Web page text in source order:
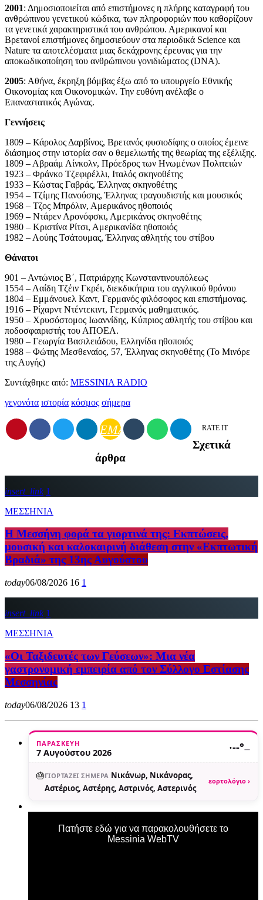
2001: Δημοσιοποιείται από επιστήμονες η πλήρης καταγραφή του
ανθρώπινου γενετικού κώδικα, των πληροφοριών που καθορίζουν
τα γενετικά χαρακτηριστικά του ανθρώπου. Αμερικανοί και
Βρετανοί επιστήμονες δημοσιεύουν στα περιοδικά Science και
Nature τα αποτελέσματα μιας δεκάχρονης έρευνας για την
αποκωδικοποίηση του ανθρώπινου γονιδιώματος (DNA).
2005: Αθήνα, έκρηξη βόμβας έξω από το υπουργείο Εθνικής
Οικονομίας και Οικονομικών. Την ευθύνη ανέλαβε ο
Επαναστατικός Αγώνας.
Γεννήσεις
1809 – Κάρολος Δαρβίνος, Βρετανός φυσιοδίφης ο οποίος έμεινε
διάσημος στην ιστορία σαν ο θεμελιωτής της θεωρίας της εξέλιξης.
1809 – Αβραάμ Λίνκολν, Πρόεδρος των Ηνωμένων Πολιτειών
1923 – Φράνκο Τζεφιρέλλι, Ιταλός σκηνοθέτης
1933 – Κώστας Γαβράς, Έλληνας σκηνοθέτης
1954 – Τζίμης Πανούσης, Έλληνας τραγουδιστής και μουσικός
1968 – Τζος Μπρόλιν, Αμερικάνος ηθοποιός
1969 – Ντάρεν Αρονόφσκι, Αμερικάνος σκηνοθέτης
1980 – Κριστίνα Ρίτσι, Αμερικανίδα ηθοποιός
1982 – Λούης Τσάτουμας, Έλληνας αθλητής του στίβου
Θάνατοι
901 – Αντώνιος Β΄, Πατριάρχης Κωνσταντινουπόλεως
1554 – Λαίδη Τζέιν Γκρέι, διεκδικήτρια του αγγλικού θρόνου
1804 – Εμμάνουελ Καντ, Γερμανός φιλόσοφος και επιστήμονας.
1916 – Ρίχαρντ Ντέντεκιντ, Γερμανός μαθηματικός.
1950 – Χρυσόστομος Ιωαννίδης, Κύπριος αθλητής του στίβου και
ποδοσφαιριστής του ΑΠΟΕΛ.
1980 – Γεωργία Βασιλειάδου, Ελληνίδα ηθοποιός
1988 – Φώτης Μεσθεναίος, 57, Έλληνας σκηνοθέτης (Το Μινόρε
της Αυγής)
Συντάχθηκε από: MESSINIA RADIO
γεγονότα ιστορία κόσμος σήμερα
EMAIL RATE IT
Σχετικά
άρθρα
insert_link 1
ΜΕΣΣΗΝΙΑ
Η Μεσσήνη φορά τα γιορτινά της: Εκπτώσεις,
μουσική και καλοκαιρινή διάθεση στην «Εκπτωτική
Βραδιά» της 13ης Αυγούστου
today06/08/2026 16 1
insert_link 1
ΜΕΣΣΗΝΙΑ
«Οι Ταξιδευτές των Γεύσεων»: Μια νέα
γαστρονομική εμπειρία από τον Σύλλογο Εστίασης
Μεσσηνίας
today06/08/2026 13 1
ΠΑΡΑΣΚΕΥΉ
7 Αυγούστου 2026 ·--°—
🎂ΓΙΟΡΤΆΖΕΙ ΣΉΜΕΡΑ Νικάνωρ, Νικάνορας,
Αστέριος, Αστέρης, Αστρινός, Αστερινός
εορτολόγιο ›
Πατήστε εδώ για να παρακολουθήσετε το
Messinia WebTV